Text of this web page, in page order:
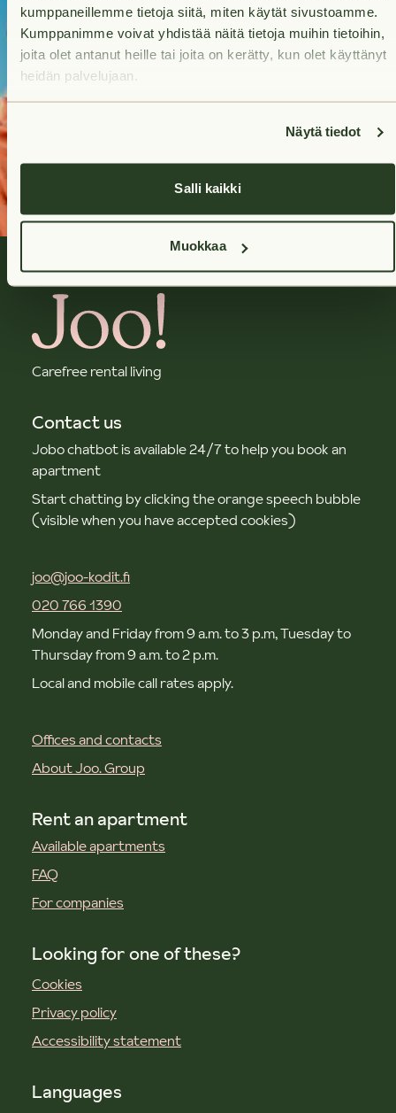
kumppaneillemme tietoja siitä, miten käytät sivustoamme.
Kumppanimme voivat yhdistää näitä tietoja muihin tietoihin,
joita olet antanut heille tai joita on kerätty, kun olet käyttänyt
heidän palvelujaan.
Näytä tiedot
Salli kaikki
Muokkaa
Your future home is
only a quick search
Search
Carefree rental living
Contact us
Jobo chatbot is available 24/7 to help you book an
apartment
Start chatting by clicking the orange speech bubble
(visible when you have accepted cookies)
joo@joo-kodit.fi
020 766 1390
Monday and Friday from 9 a.m. to 3 p.m, Tuesday to
Thursday from 9 a.m. to 2 p.m.
Local and mobile call rates apply.
Offices and contacts
About Joo. Group
Rent an apartment
Available apartments
FAQ
For companies
Looking for one of these?
Cookies
Privacy policy
Accessibility statement
Languages